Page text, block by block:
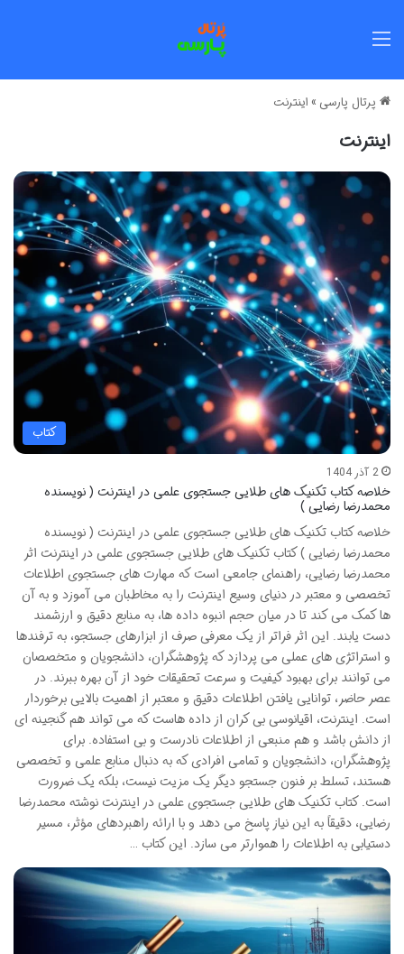
پرتال پارسی » اینترنت
اینترنت
کتاب
2 آذر 1404
خلاصه کتاب تکنیک های طلایی جستجوی علمی در اینترنت ( نویسنده
محمدرضا رضایی )
خلاصه کتاب تکنیک های طلایی جستجوی علمی در اینترنت ( نویسنده
محمدرضا رضایی ) کتاب تکنیک های طلایی جستجوی علمی در اینترنت اثر
محمدرضا رضایی، راهنمای جامعی است که مهارت های جستجوی اطلاعات
تخصصی و معتبر در دنیای وسیع اینترنت را به مخاطبان می آموزد و به آن
ها کمک می کند تا در میان حجم انبوه داده ها، به منابع دقیق و ارزشمند
دست یابند. این اثر فراتر از یک معرفی صرف از ابزارهای جستجو، به ترفندها
و استراتژی های عملی می پردازد که پژوهشگران، دانشجویان و متخصصان
می توانند برای بهبود کیفیت و سرعت تحقیقات خود از آن بهره ببرند. در
عصر حاضر، توانایی یافتن اطلاعات دقیق و معتبر از اهمیت بالایی برخوردار
است. اینترنت، اقیانوسی بی کران از داده هاست که می تواند هم گنجینه ای
از دانش باشد و هم منبعی از اطلاعات نادرست و بی استفاده. برای
پژوهشگران، دانشجویان و تمامی افرادی که به دنبال منابع علمی و تخصصی
هستند، تسلط بر فنون جستجو دیگر یک مزیت نیست، بلکه یک ضرورت
است. کتاب تکنیک های طلایی جستجوی علمی در اینترنت نوشته محمدرضا
رضایی، دقیقاً به این نیاز پاسخ می دهد و با ارائه راهبردهای مؤثر، مسیر
دستیابی به اطلاعات را هموارتر می سازد. این کتاب …